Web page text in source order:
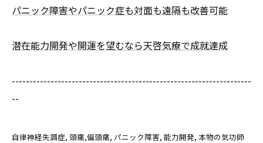
パニック障害やパニック症も対面も遠隔も改善可能
潜在能力開発や開運を望むなら天啓気療で成就達成
--------------------------------------------------------------------
--
自律神経失調症 頭痛,偏頭痛 パニック障害 能力開発 本物の気功師